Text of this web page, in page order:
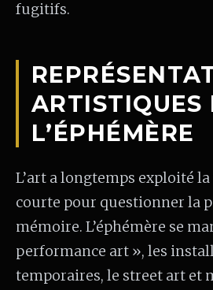
fugitifs.
ARTISTIQUES
L’ÉPHÉMÈRE
L’art a longtemps exploité
courte pour questionner la
mémoire. L’éphémère se
performance art », les
temporaires, le street art et